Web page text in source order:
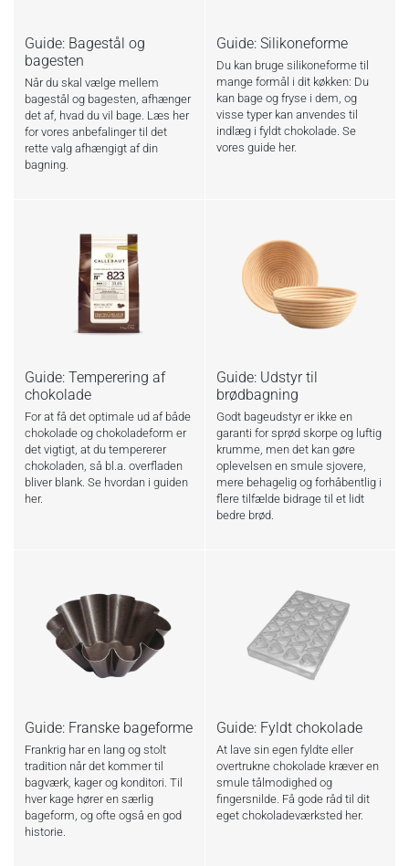
Guide: Bagestål og
bagesten
Når du skal vælge mellem
bagestål og bagesten, afhænger
det af, hvad du vil bage. Læs her
for vores anbefalinger til det
rette valg afhængigt af din
bagning.
Guide: Silikoneforme
Du kan bruge silikoneforme til
mange formål i dit køkken: Du
kan bage og fryse i dem, og
visse typer kan anvendes til
indlæg i fyldt chokolade. Se
vores guide her.
Guide: Temperering af
chokolade
For at få det optimale ud af både
chokolade og chokoladeform er
det vigtigt, at du tempererer
chokoladen, så bl.a. overfladen
bliver blank. Se hvordan i guiden
her.
Guide: Udstyr til
brødbagning
Godt bageudstyr er ikke en
garanti for sprød skorpe og luftig
krumme, men det kan gøre
oplevelsen en smule sjovere,
mere behagelig og forhåbentlig i
flere tilfælde bidrage til et lidt
bedre brød.
Guide: Franske bageforme
Frankrig har en lang og stolt
tradition når det kommer til
bagværk, kager og konditori. Til
hver kage hører en særlig
bageform, og ofte også en god
historie.
Guide: Fyldt chokolade
At lave sin egen fyldte eller
overtrukne chokolade kræver en
smule tålmodighed og
fingersnilde. Få gode råd til dit
eget chokoladeværksted her.